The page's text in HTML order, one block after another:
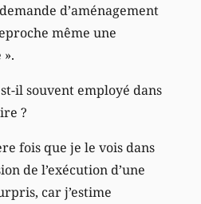
d’aménagement
même une
il souvent employé dans
?
fois que je le vois dans
de l’exécution d’une
car j’estime